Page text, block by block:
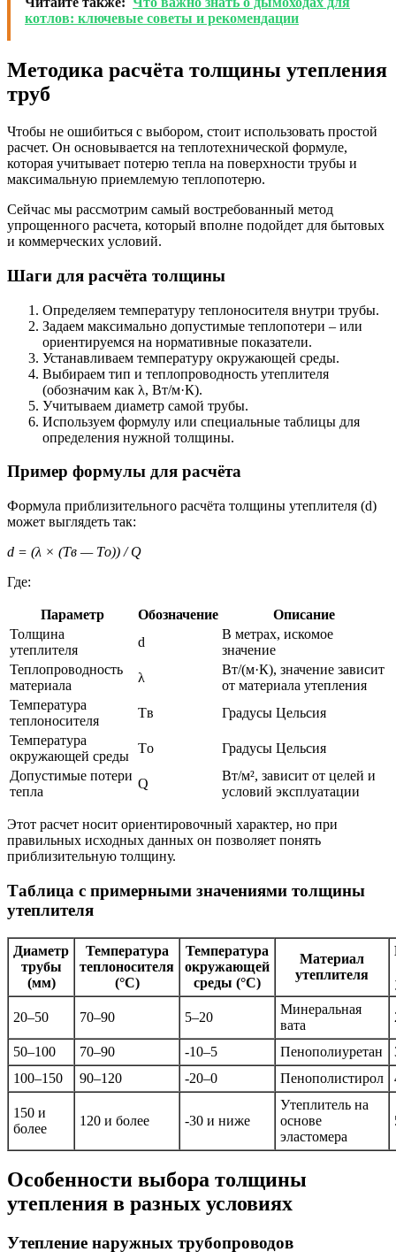
котлов: ключевые советы и рекомендации
Методика расчёта толщины утепления
труб
Чтобы не ошибиться с выбором, стоит использовать простой
расчет. Он основывается на теплотехнической формуле,
которая учитывает потерю тепла на поверхности трубы и
максимальную приемлемую теплопотерю.
Сейчас мы рассмотрим самый востребованный метод
упрощенного расчета, который вполне подойдет для бытовых
и коммерческих условий.
Шаги для расчёта толщины
Определяем температуру теплоносителя внутри трубы.
Задаем максимально допустимые теплопотери – или
ориентируемся на нормативные показатели.
Устанавливаем температуру окружающей среды.
Выбираем тип и теплопроводность утеплителя
(обозначим как λ, Вт/м·К).
Учитываем диаметр самой трубы.
Используем формулу или специальные таблицы для
определения нужной толщины.
Пример формулы для расчёта
Формула приблизительного расчёта толщины утеплителя (d)
может выглядеть так:
d = (λ × (Tв — Tо)) / Q
Где:
Параметр Обозначение
Описание
Толщина
утеплителя
d
В метрах, искомое
значение
Теплопроводность
материала
λ
Вт/(м·К), значение зависит
от материала утепления
Температура
теплоносителя
Tв
Градусы Цельсия
Температура
окружающей среды
Tо
Градусы Цельсия
Допустимые потери
тепла
Q
Вт/м², зависит от целей и
условий эксплуатации
Этот расчет носит ориентировочный характер, но при
правильных исходных данных он позволяет понять
приблизительную толщину.
Таблица с примерными значениями толщины
утеплителя
Диаметр
трубы
(мм)
Температура
теплоносителя
(°C)
Температура
окружающей
среды (°C)
Материал
утеплителя
20–50 70–90 5–20
Минеральная
вата
50–100 70–90 -10–5 Пенополиуретан
100–150
90–120 -20–0 Пенополистирол
150 и
более
120 и более -30 и ниже
Утеплитель на
основе
эластомера
Особенности выбора толщины
утепления в разных условиях
Утепление наружных трубопроводов